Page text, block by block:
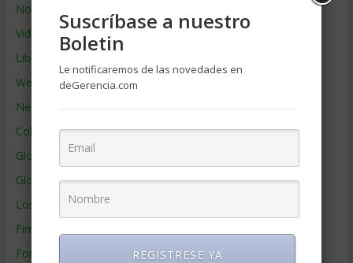
Noticias de Gerencia
Videos de Gerencia
Libros de Gerencia
Webs de Gerencia
Negocios por País
Colaboradores de Gerencia
Glosario
Glosario Inglés – Español
Los mejores MBA
Firmas de Gerencia
Formación de Gerencia
Suscríbase a nuestro
Boletin
Le notificaremos de las novedades en
deGerencia.com
REGISTRESE YA